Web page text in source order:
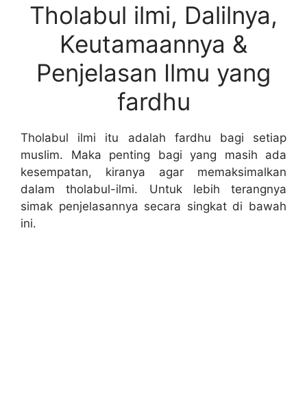
Tholabul ilmi, Dalilnya,
Keutamaannya &
Penjelasan Ilmu yang
fardhu
Tholabul ilmi itu adalah fardhu bagi setiap
muslim. Maka penting bagi yang masih ada
kesempatan, kiranya agar memaksimalkan
dalam tholabul-ilmi. Untuk lebih terangnya
simak penjelasannya secara singkat di bawah
ini.